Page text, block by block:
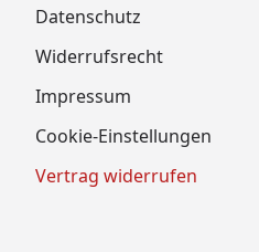
Datenschutz
Widerrufsrecht
Impressum
Cookie-Einstellungen
Vertrag widerrufen